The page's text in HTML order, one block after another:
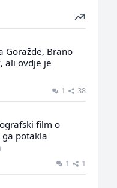
Goražde, Brano
ali ovdje je
1 38
film o
ga potakla
1 1